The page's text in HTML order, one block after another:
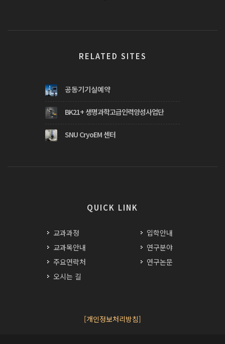
RELATED SITES
공동기기실예약
BK21+ 생명과학고급인력양성사업단
SNU CryoEM 센터
QUICK LINK
교과과정
교과목안내
주요연락처
오시는 길
입학안내
연구분야
연구논문
[개인정보처리방침]